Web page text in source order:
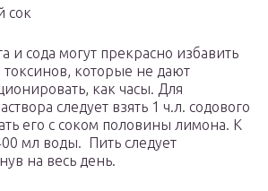
сок
и сода могут прекрасно избавить
которые не дают
как часы. Для
следует взять 1 ч.л. содового
его с соком половины лимона. К
мл воды. Пить следует
на весь день.